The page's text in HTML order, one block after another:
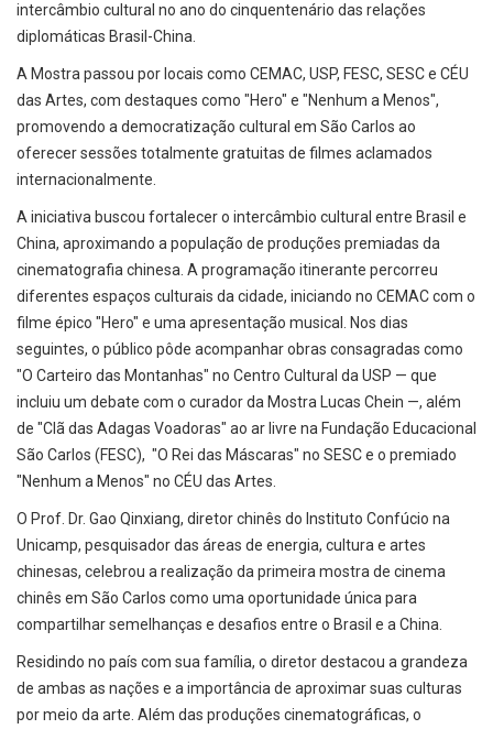
intercâmbio cultural no ano do cinquentenário das relações
diplomáticas Brasil-China.
A Mostra passou por locais como CEMAC, USP, FESC, SESC e CÉU
das Artes, com destaques como "Hero" e "Nenhum a Menos",
promovendo a democratização cultural em São Carlos ao
oferecer sessões totalmente gratuitas de filmes aclamados
internacionalmente.
A iniciativa buscou fortalecer o intercâmbio cultural entre Brasil e
China, aproximando a população de produções premiadas da
cinematografia chinesa. A programação itinerante percorreu
diferentes espaços culturais da cidade, iniciando no CEMAC com o
filme épico "Hero" e uma apresentação musical. Nos dias
seguintes, o público pôde acompanhar obras consagradas como
"O Carteiro das Montanhas" no Centro Cultural da USP — que
incluiu um debate com o curador da Mostra Lucas Chein —, além
de "Clã das Adagas Voadoras" ao ar livre na Fundação Educacional
São Carlos (FESC), "O Rei das Máscaras" no SESC e o premiado
"Nenhum a Menos" no CÉU das Artes.
O Prof. Dr. Gao Qinxiang, diretor chinês do Instituto Confúcio na
Unicamp, pesquisador das áreas de energia, cultura e artes
chinesas, celebrou a realização da primeira mostra de cinema
chinês em São Carlos como uma oportunidade única para
compartilhar semelhanças e desafios entre o Brasil e a China.
Residindo no país com sua família, o diretor destacou a grandeza
de ambas as nações e a importância de aproximar suas culturas
por meio da arte. Além das produções cinematográficas, o